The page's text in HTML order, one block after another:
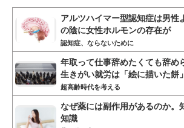
アルツハイマー型認知症は男性
の陰に女性ホルモンの存在が
認知症、ならないために
年取って仕事辞めたくても辞め
生きがい就労は「絵に描いた餅
超高齢時代を考える
なぜ薬には副作用があるのか。
知識